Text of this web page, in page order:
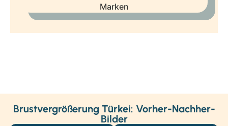
Brustvergrößerung Türkei: Vorher-Nachher-
Bilder